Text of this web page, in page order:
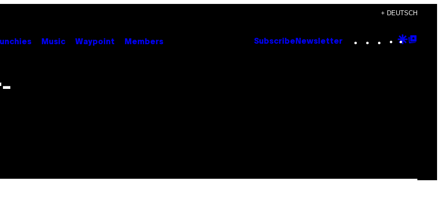
+ DEUTSCH
Music Waypoint Members Subscribe Newsletter Instagram
TikTok
YouTube
Google